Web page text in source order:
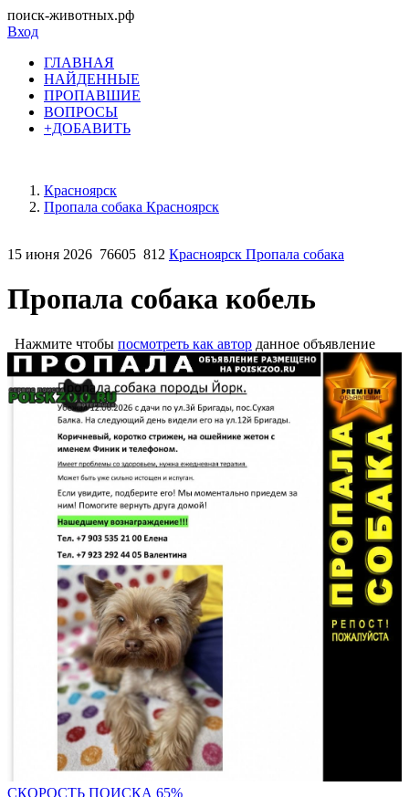
поиск-животных.рф
Вход
ГЛАВНАЯ
НАЙДЕННЫЕ
ПРОПАВШИЕ
ВОПРОСЫ
+ДОБАВИТЬ
Красноярск
Пропала собака Красноярск
15 июня 2026 76605 812 Красноярск Пропала собака
Пропала собака кобель
Нажмите чтобы посмотреть как автор данное объявление
СКОРОСТЬ ПОИСКА 65%